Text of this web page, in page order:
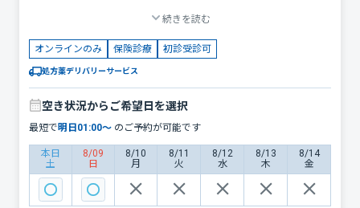
登録後にご確認ください。
qr/2010363520-1MHAH80u?
uLand=rvOCqK 混雑状況により、診察開
始時間が予約時間の前後10〜15分程度
ずれる場合があります。 処方箋は診察
後30分以内を目安に、ご指定の薬局へ
FAXまたは電子送信いたします。 LINE登
qr/2010363520-1MHAH80u?
uLand=rvOCqK お気軽にご相談くださ
い。経験豊富な医師が症状に応じた適切
な診療をご提供いたします。
く、睡眠時無呼吸症候群、うつ病、不安障
害、甲状腺疾患などが原因となっている
こともあります。当院では症状や生活背
景を丁寧にお伺いし、一人ひとりに合わ
せた治療をご提案いたします。 睡眠衛
生指導（生活習慣の改善）を基本とし、必
を行います。 このような症状はありま
せんか？ 寝付くまで30分以上かかる 夜
中に何度も目が覚める 朝早く目が覚め
てしまう 睡眠時間は十分なのに疲れが
取れない 日中に強い眠気がある 仕事や
続きを読む
オンラインのみ 保険診療 初診受診可
処方薬デリバリーサービス
空き状況からご希望日を選択
最短で明日 01:00〜 のご予約が可能です
本日
土
8/09
日
8/10
月
8/11
火
8/12
水
8/13
木
8/14
金